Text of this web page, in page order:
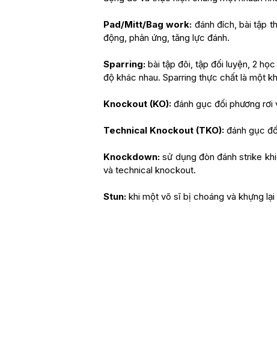
Pad/Mitt/Bag work: đánh đích, bài tập
động, phản ứng, tăng lực đánh.
Sparring: bài tập đôi, tập đối luyện, 2
độ khác nhau. Sparring thực chất là một
Knockout (KO): đánh gục đối phương rơi
Technical Knockout (TKO): đánh gục
Knockdown: sử dụng đòn đánh strike
và technical knockout.
Stun: khi một võ sĩ bị choáng và khựng lại